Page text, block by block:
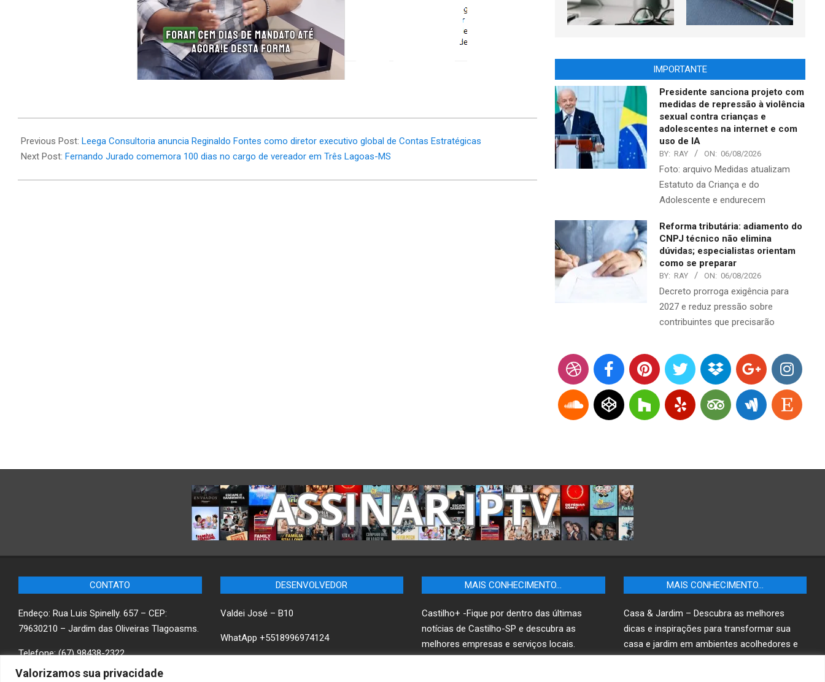
Valorizamos sua privacidade
04-
10
Previous Post: Leega Consultoria anuncia Reginaldo Fontes como diretor executivo global de Contas Estratégicas
Next Post: Fernando Jurado comemora 100 dias no cargo de vereador em Três Lagoas-MS
IMPORTANTE
Presidente sanciona projeto com
medidas de repressão à violência
sexual contra crianças e
adolescentes na internet e com
uso de IA
BY: RAY ON: 06/08/2026
Foto: arquivo Medidas atualizam
Estatuto da Criança e do
Adolescente e endurecem
Reforma tributária: adiamento do
CNPJ técnico não elimina
dúvidas; especialistas orientam
como se preparar
BY: RAY ON: 06/08/2026
Decreto prorroga exigência para
2027 e reduz pressão sobre
contribuintes que precisarão
CONTATO
Endeço: Rua Luis Spinelly. 657 – CEP:
79630210 – Jardim das Oliveiras Tlagoasms.
Telefone: (67) 98438-2322
DESENVOLVEDOR
Valdei José – B10
WhatApp +5518996974124
MAIS CONHECIMENTO…
Castilho+ -Fique por dentro das últimas
notícias de Castilho-SP e descubra as
melhores empresas e serviços locais.
MAIS CONHECIMENTO…
Casa & Jardim – Descubra as melhores
dicas e inspirações para transformar sua
casa e jardim em ambientes acolhedores e